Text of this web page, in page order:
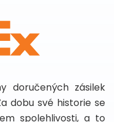
doručených zásilek
dobu své historie se
spolehlivosti, a to